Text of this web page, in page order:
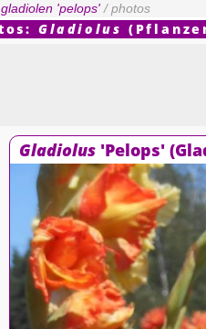
gladiolen 'pelops' / photos
Gladiolus
Gladiolus 'Pelops'